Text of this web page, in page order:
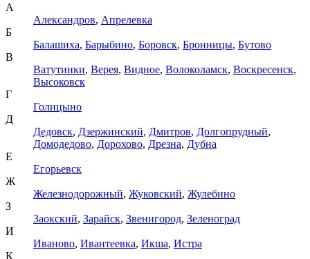
А
Александров, Апрелевка
Б
Балашиха, Барыбино, Боровск, Бронницы, Бутово
В
Ватутинки, Верея, Видное, Волоколамск, Воскресенск,
Высоковск
Г
Голицыно
Д
Дедовск, Дзержинский, Дмитров, Долгопрудный,
Домодедово, Дорохово, Дрезна, Дубна
Е
Егорьевск
Ж
Железнодорожный, Жуковский, Жулебино
З
Заокский, Зарайск, Звенигород, Зеленоград
И
Иваново, Ивантеевка, Икша, Истра
К